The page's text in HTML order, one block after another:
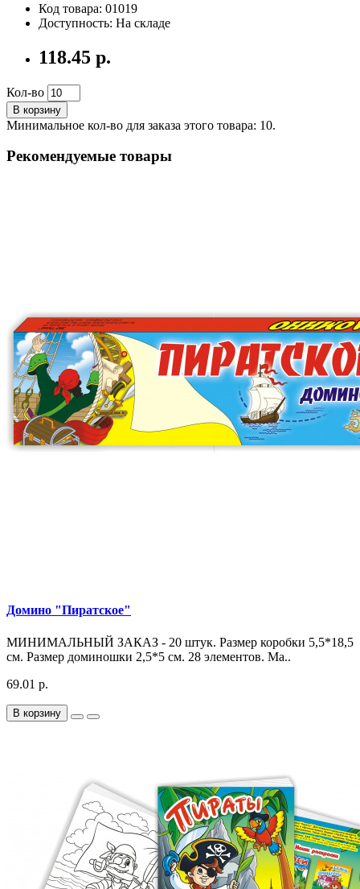
Код товара: 01019
Доступность: На складе
118.45 р.
Кол-во
В корзину
Минимальное кол-во для заказа этого товара: 10.
Рекомендуемые товары
Домино "Пиратское"
МИНИМАЛЬНЫЙ ЗАКАЗ - 20 штук. Размер коробки 5,5*18,5
см. Размер доминошки 2,5*5 см. 28 элементов. Ма..
69.01 р.
В корзину